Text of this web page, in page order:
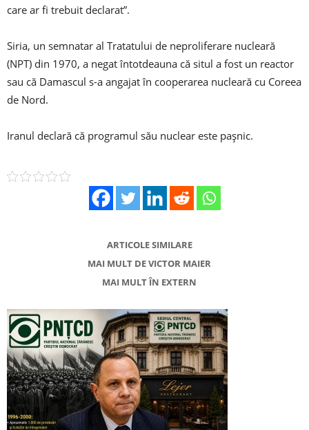
care ar fi trebuit declarat”.
Siria, un semnatar al Tratatului de neproliferare nucleară
(NPT) din 1970, a negat întotdeauna că situl a fost un reactor
sau că Damascul s-a angajat în cooperarea nucleară cu Coreea
de Nord.
Iranul declară că programul său nuclear este pașnic.
ARTICOLE SIMILARE
MAI MULT DE VICTOR MAIER
MAI MULT ÎN EXTERN